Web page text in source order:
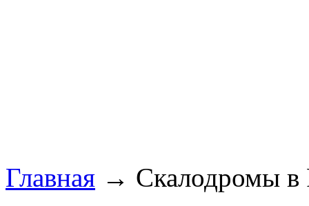
Главная → Скалодромы в